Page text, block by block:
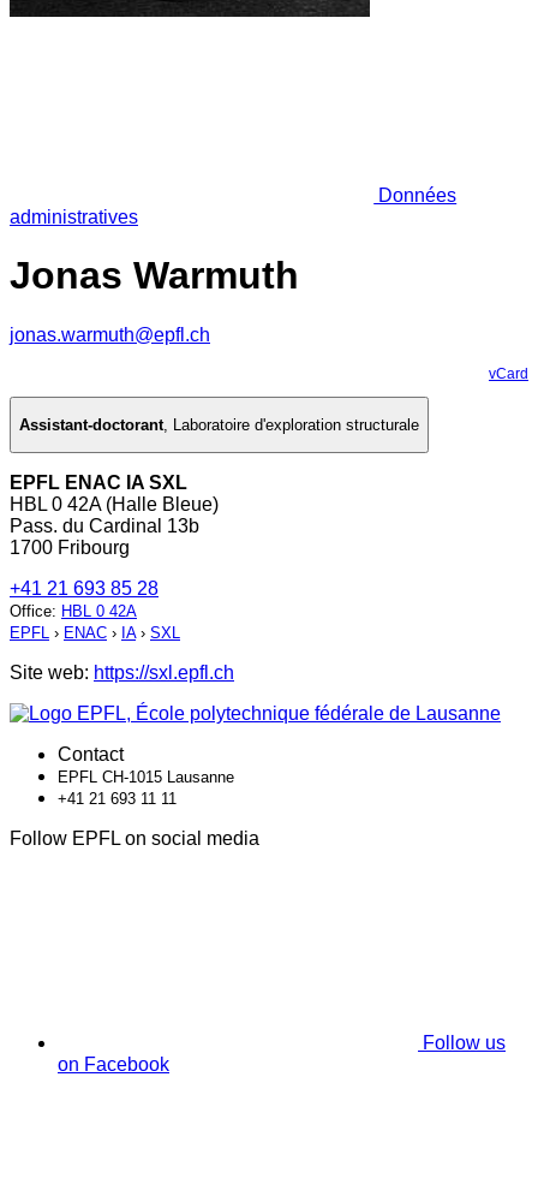
Données
administratives
Jonas Warmuth
jonas.warmuth@epfl.ch
vCard
Assistant-doctorant, Laboratoire d'exploration structurale
EPFL ENAC IA SXL
HBL 0 42A (Halle Bleue)
Pass. du Cardinal 13b
1700 Fribourg
+41 21 693 85 28
Office: HBL 0 42A
EPFL › ENAC › IA› SXL
Site web: https://sxl.epfl.ch
Contact
EPFL CH-1015 Lausanne
+41 21 693 11 11
Follow EPFL on social media
Follow us
on Facebook